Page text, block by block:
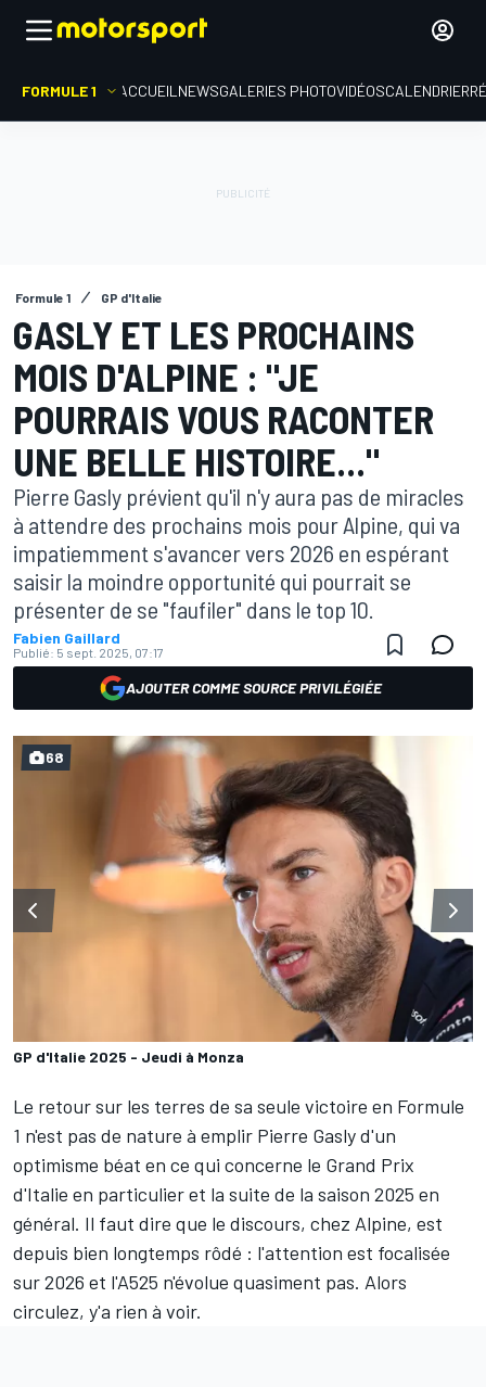
FORMULE 1 ACCUEIL NEWSGALERIES PHOTOVIDÉOSCALENDRIER
Formule 1 GP d'Italie
GASLY ET LES PROCHAINS
MOIS D'ALPINE : "JE
POURRAIS VOUS RACONTER
UNE BELLE HISTOIRE..."
Pierre Gasly prévient qu'il n'y aura pas de miracles
à attendre des prochains mois pour Alpine, qui va
impatiemment s'avancer vers 2026 en espérant
saisir la moindre opportunité qui pourrait se
présenter de se "faufiler" dans le top 10.
Fabien Gaillard
Publié: 5 sept. 2025, 07:17
AJOUTER COMME SOURCE PRIVILÉGIÉE
GP d'Italie 2025 - Jeudi à Monza
68
Le retour sur les terres de sa seule victoire en Formule
1 n'est pas de nature à emplir Pierre Gaslyd'un
optimisme béat en ce qui concerne le Grand Prix
d'Italie en particulier et la suite de la saison 2025 en
général. Il faut dire que le discours, chez Alpine, est
depuis bien longtemps rôdé : l'attention est focalisée
sur 2026 et l'A525 n'évolue quasiment pas. Alors
circulez, y'a rien à voir.